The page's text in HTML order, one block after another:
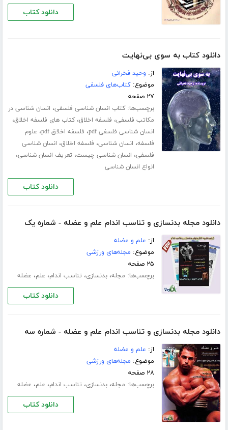
دانلود کتاب
دانلود کتاب به سوی بی‌نهایت
از: وحید فخرائی
موضوع:کتاب‌های فلسفی
۲۷ صفحه
برچسب‌ها:کتاب انسان شناسی فلسفی، انسان شناسی در
مکاتب فلسفی، فلسفه اخلاق،کتاب های فلسفه اخلاق،
انسان شناسی فلسفی pdf ، فلسفه اخلاق pdf ، علوم
فلسفه، انسان شناسی، فلسفه اخلاق، انسان شناسی
فلسفی، انسان شناسی چیست، تعریف انسان شناسی،
انواع انسان شناسی
دانلود کتاب
دانلود مجله بدنسازی و تناسب اندام علم و عضله - شماره یک
از: علم و عضله
موضوع: مجله‌های ورزشی
۲۵ صفحه
برچسب‌ها: مجله،بدنسازی، تناسب اندام، علم، عضله
دانلود کتاب
دانلود مجله بدنسازی و تناسب اندام علم و عضله - شماره سه
از: علم و عضله
موضوع: مجله‌های ورزشی
۲۸ صفحه
برچسب‌ها: مجله،بدنسازی، تناسب اندام، علم، عضله
دانلود کتاب